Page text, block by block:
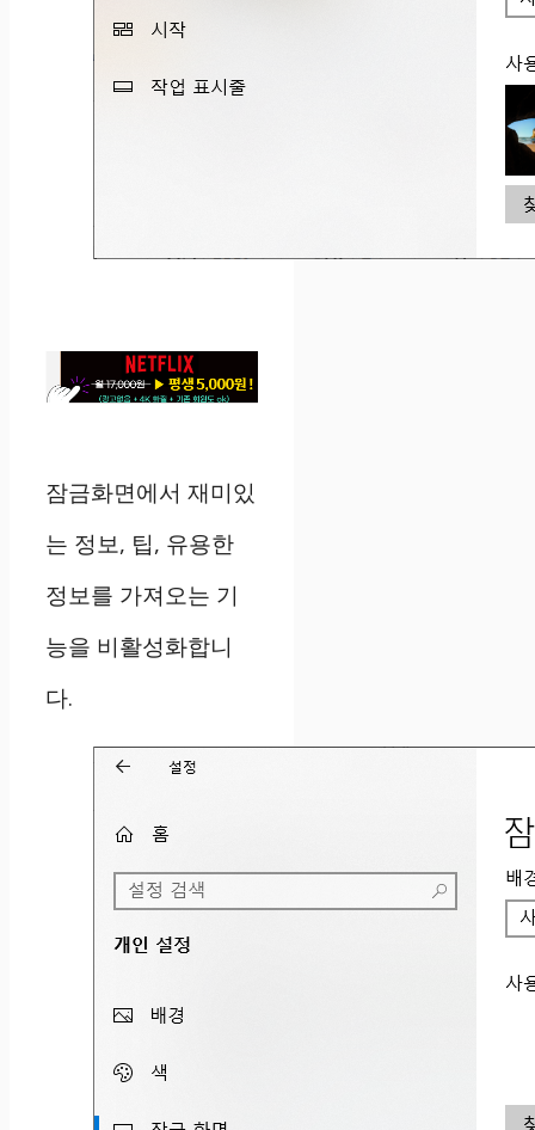
잠금화면에서 재미있
는 정보, 팁, 유용한
정보를 가져오는 기
능을 비활성화합니
다.